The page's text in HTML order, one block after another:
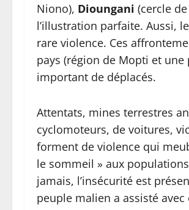
Niono), Dioungani (cercle
l’illustration parfaite. Aussi,
rare violence. Ces
pays (région de Mopti et
important de déplacés.
Attentats, mines terrestres
cyclomoteurs, de voitures,
forment de violence qui
le sommeil » aux
jamais, l’insécurité est
peuple malien a assisté